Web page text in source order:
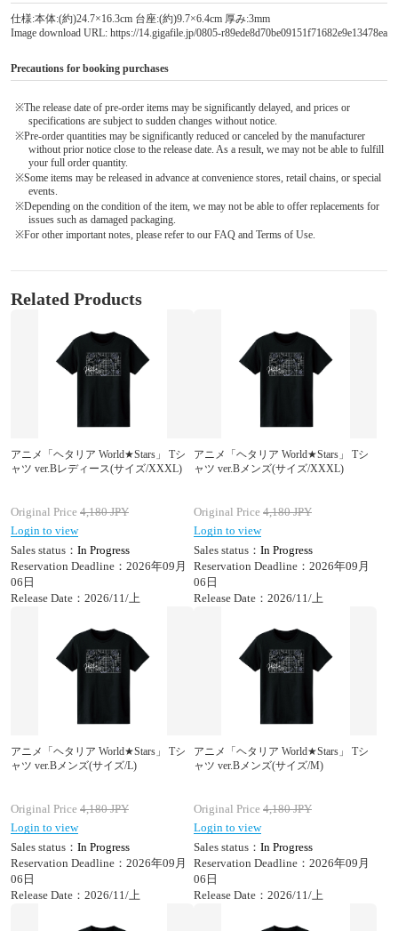
仕様:本体:(約)24.7×16.3cm 台座:(約)9.7×6.4cm 厚み:3mm
Image download URL: https://14.gigafile.jp/0805-r89ede8d70be09151f71682e9e13478ea
Precautions for booking purchases
※The release date of pre-order items may be significantly delayed, and prices or
specifications are subject to sudden changes without notice.
※Pre-order quantities may be significantly reduced or canceled by the manufacturer
without prior notice close to the release date. As a result, we may not be able to fulfill
your full order quantity.
※Some items may be released in advance at convenience stores, retail chains, or special
events.
※Depending on the condition of the item, we may not be able to offer replacements for
issues such as damaged packaging.
※For other important notes, please refer to our FAQ and Terms of Use.
Related Products
アニメ「ヘタリア World★Stars」 Tシ
ャツ ver.Bレディース(サイズ/XXXL)
Original Price 4,180JPY
Login to view
Sales status： In Progress
Reservation Deadline：2026年09月
06日
Release Date：2026/11/上
アニメ「ヘタリア World★Stars」 Tシ
ャツ ver.Bメンズ(サイズ/XXXL)
Original Price 4,180JPY
Login to view
Sales status： In Progress
Reservation Deadline：2026年09月
06日
Release Date：2026/11/上
アニメ「ヘタリア World★Stars」 Tシ
ャツ ver.Bメンズ(サイズ/L)
Original Price 4,180JPY
Login to view
Sales status： In Progress
Reservation Deadline：2026年09月
06日
Release Date：2026/11/上
アニメ「ヘタリア World★Stars」 Tシ
ャツ ver.Bメンズ(サイズ/M)
Original Price 4,180JPY
Login to view
Sales status： In Progress
Reservation Deadline：2026年09月
06日
Release Date：2026/11/上